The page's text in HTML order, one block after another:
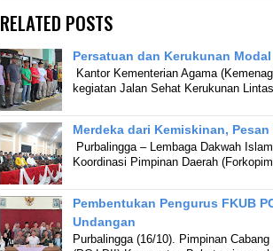
RELATED POSTS
Persatuan dan Kerukunan
Kantor Kementerian Agama
kegiatan Jalan Sehat Kerukunan
Merdeka dari Kemiskinan, Pesan
Purbalingga – Lembaga Dakwah
Koordinasi Pimpinan Daerah
Pembentukan Pengurus FKUB
Undangan
Purbalingga (16/10). Pimpinan